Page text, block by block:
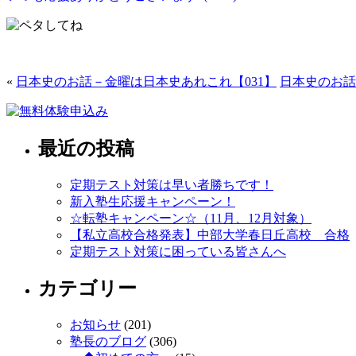
« 日本史のお話－金曜は日本史あれこれ【031】 日本史のお
最近の投稿
定期テスト対策は早い者勝ちです！
新入塾生応援キャンペーン！
☆転塾キャンペーン☆（11月、12月対象）
【私立高校合格発表】中部大学春日丘高校 合格
定期テスト対策に困っている皆さんへ
カテゴリー
お知らせ (201)
塾長のブログ (306)